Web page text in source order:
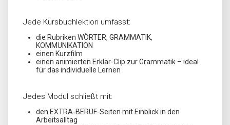
Jede Kursbuchlektion umfasst:
die Rubriken WÖRTER, GRAMMATIK,
KOMMUNIKATION
einen Kurzfilm
einen animierten Erklär-Clip zur Grammatik – ideal
für das individuelle Lernen
Jedes Modul schließt mit:
den EXTRA-BERUF-Seiten mit Einblick in den
Arbeitsalltag